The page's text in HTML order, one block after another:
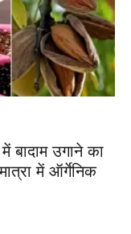
उगाने का
में ऑर्गेनिक